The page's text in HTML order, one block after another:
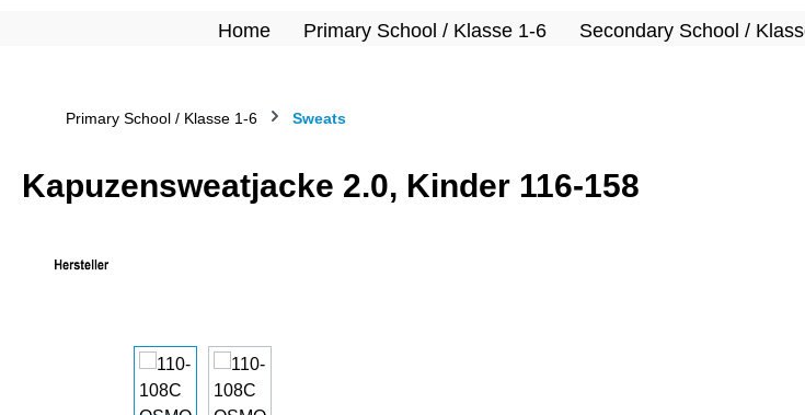
Home Primary School / Klasse 1-6 Secondary School /
Primary School / Klasse 1-6 Sweats
Kapuzensweatjacke 2.0, Kinder 116-158
Bildergalerie überspringen